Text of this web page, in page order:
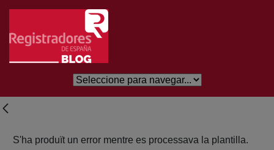
Salta al contingut principal
S'ha produït un error mentre es processava la plantilla.